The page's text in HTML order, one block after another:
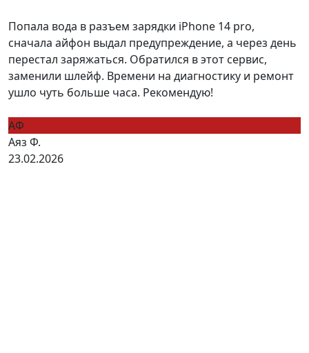
Попала вода в разъем зарядки iPhone 14 pro,
сначала айфон выдал предупреждение, а через день
перестал заряжаться. Обратился в этот сервис,
заменили шлейф. Времени на диагностику и ремонт
ушло чуть больше часа. Рекомендую!
АФ
Аяз Ф.
23.02.2026